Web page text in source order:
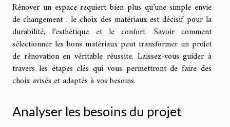
Rénover un espace requiert bien plus qu’une simple envie
de changement : le choix des matériaux est décisif pour la
durabilité, l’esthétique et le confort. Savoir comment
sélectionner les bons matériaux peut transformer un projet
de rénovation en véritable réussite. Laissez-vous guider à
travers les étapes clés qui vous permettront de faire des
choix avisés et adaptés à vos besoins.
Analyser les besoins du projet